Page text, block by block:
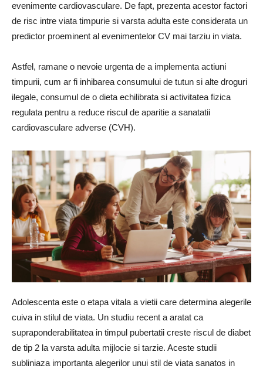
evenimente cardiovasculare. De fapt, prezenta acestor factori
de risc intre viata timpurie si varsta adulta este considerata un
predictor proeminent al evenimentelor CV mai tarziu in viata.
Astfel, ramane o nevoie urgenta de a implementa actiuni
timpurii, cum ar fi inhibarea consumului de tutun si alte droguri
ilegale, consumul de o dieta echilibrata si activitatea fizica
regulata pentru a reduce riscul de aparitie a sanatatii
cardiovasculare adverse (CVH).
Adolescenta este o etapa vitala a vietii care determina alegerile
cuiva in stilul de viata. Un studiu recent a aratat ca
supraponderabilitatea in timpul pubertatii creste riscul de diabet
de tip 2 la varsta adulta mijlocie si tarzie. Aceste studii
subliniaza importanta alegerilor unui stil de viata sanatos in